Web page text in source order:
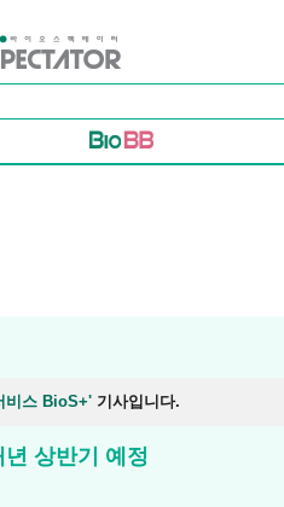
이터
비스 BioS+' 기사입니다.
상반기 예정